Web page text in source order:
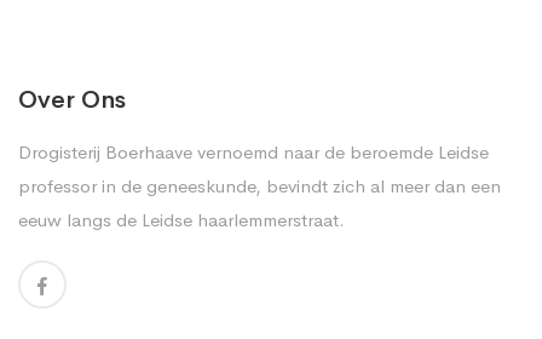
Over Ons
Drogisterij Boerhaave vernoemd naar de beroemde Leidse
professor in de geneeskunde, bevindt zich al meer dan een
eeuw langs de Leidse haarlemmerstraat.